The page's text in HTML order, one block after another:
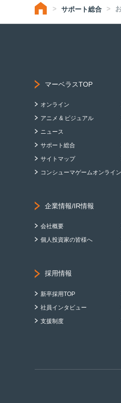
サポート総合
マーベラスTOP
オンライン
アニメ & ビジュアル
ニュース
サポート総合
サイトマップ
コンシューマゲームオンライ
企業情報/IR情報
会社概要
個人投資家の皆様へ
採用情報
新卒採用TOP
社員インタビュー
支援制度